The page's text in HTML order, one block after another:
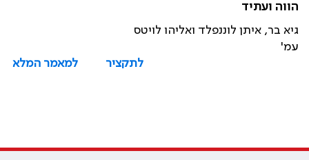
הווה ועתיד
גיא בר, איתן לוננפלד ואליהו לויטס
עמ'
לתקציר
למאמר המלא